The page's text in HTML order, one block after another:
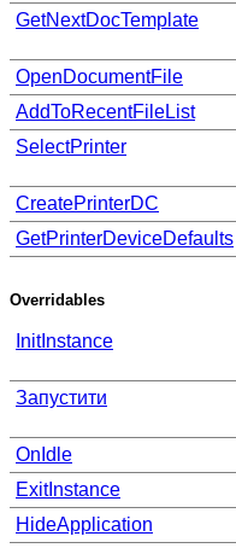
GetNextDocTemplate
OpenDocumentFile
AddToRecentFileList
SelectPrinter
CreatePrinterDC
GetPrinterDeviceDefaults
Overridables
InitInstance
Запустити
OnIdle
ExitInstance
HideApplication